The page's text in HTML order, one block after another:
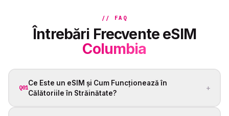
// FAQ
Întrebări Frecvente eSIM
Columbia
Q01
Ce Este un eSIM și Cum Funcționează în
Călătoriile în Străinătate?
+